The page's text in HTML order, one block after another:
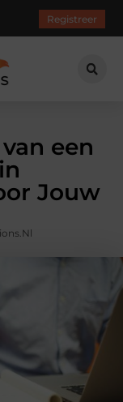
Registreer
een
Jouw